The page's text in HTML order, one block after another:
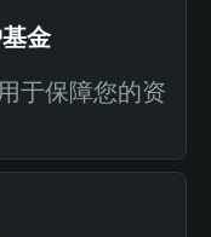
金
于保障您的资